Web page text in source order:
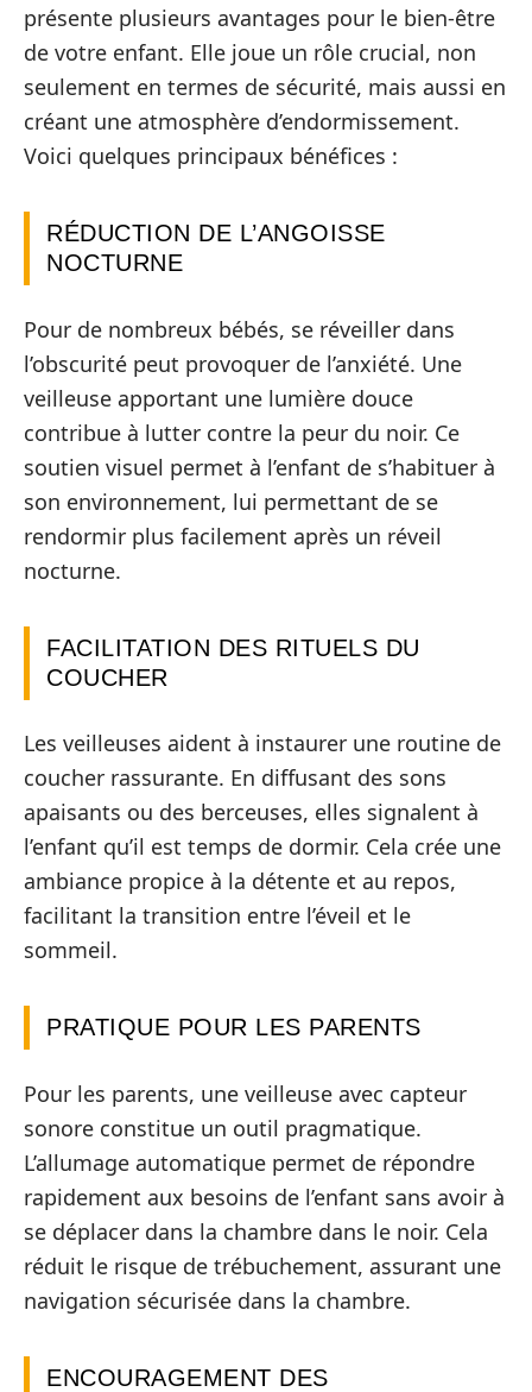
présente plusieurs avantages pour le bien-être
de votre enfant. Elle joue un rôle crucial, non
seulement en termes de sécurité, mais aussi en
créant une atmosphère d’endormissement.
Voici quelques principaux bénéfices :
RÉDUCTION DE L’ANGOISSE
NOCTURNE
Pour de nombreux bébés, se réveiller dans
l’obscurité peut provoquer de l’anxiété. Une
veilleuse apportant une lumière douce
contribue à lutter contre la peur du noir. Ce
soutien visuel permet à l’enfant de s’habituer à
son environnement, lui permettant de se
rendormir plus facilement après un réveil
nocturne.
FACILITATION DES RITUELS DU
COUCHER
Les veilleuses aident à instaurer une routine de
coucher rassurante. En diffusant des sons
apaisants ou des berceuses, elles signalent à
l’enfant qu’il est temps de dormir. Cela crée une
ambiance propice à la détente et au repos,
facilitant la transition entre l’éveil et le
sommeil.
PRATIQUE POUR LES PARENTS
Pour les parents, une veilleuse avec capteur
sonore constitue un outil pragmatique.
L’allumage automatique permet de répondre
rapidement aux besoins de l’enfant sans avoir à
se déplacer dans la chambre dans le noir. Cela
réduit le risque de trébuchement, assurant une
navigation sécurisée dans la chambre.
ENCOURAGEMENT DES